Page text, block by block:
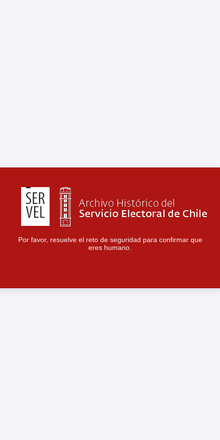
Por favor, resuelve el reto de seguridad para confirmar que
eres humano.